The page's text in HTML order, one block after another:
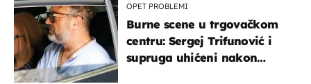
OPET PROBLEMI
Burne scene u trgovačkom
centru: Sergej Trifunović i
supruga uhićeni nakon